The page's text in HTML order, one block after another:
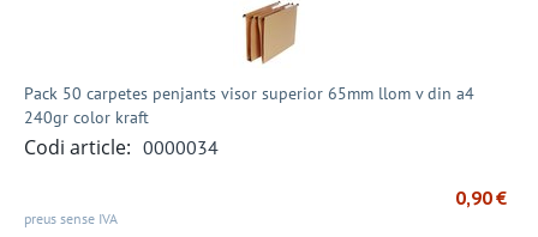
Pack 50 carpetes penjants visor superior 65mm llom v din a4
240gr color kraft
Codi article: 0000034
0,90€
preus sense IVA